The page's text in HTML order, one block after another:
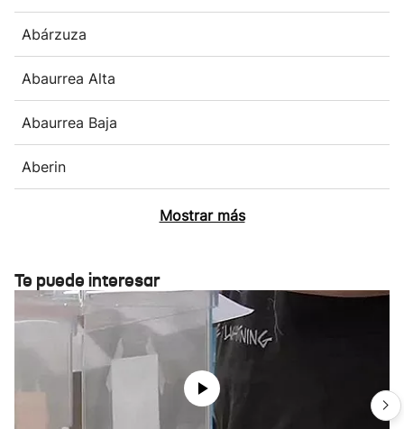
Abárzuza
Abaurrea Alta
Abaurrea Baja
Aberin
Mostrar más
Te puede interesar